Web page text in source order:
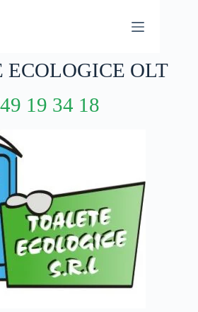
ECOLOGICE OLT
19 34 18